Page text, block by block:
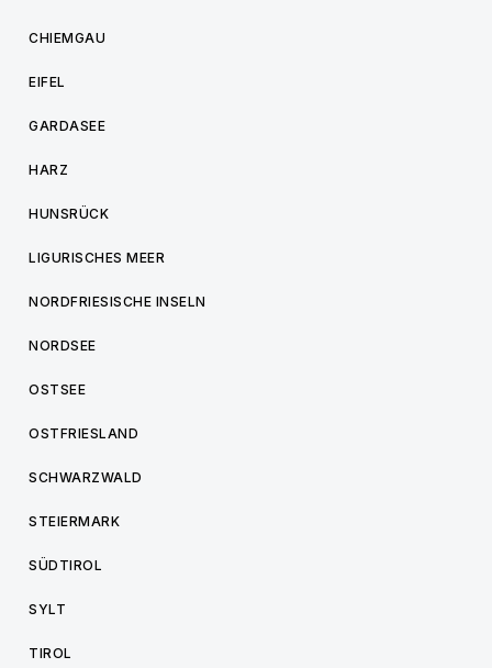
CHIEMGAU
EIFEL
GARDASEE
HARZ
HUNSRÜCK
LIGURISCHES MEER
NORDFRIESISCHE INSELN
NORDSEE
OSTSEE
OSTFRIESLAND
SCHWARZWALD
STEIERMARK
SÜDTIROL
SYLT
TIROL